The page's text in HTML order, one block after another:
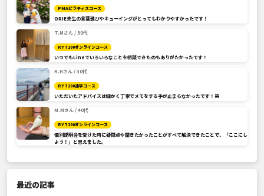
PMAピラティスコース
ORIE先生の言葉選びやキューイングがとってもわかりやすかったです！
T.Mさん / 50代
RYT200オンラインコース
いつでもLineでいろいろなことを相談できたのもありがたかったです！
R.Hさん / 30代
RYT200通学コース
いただいたアドバイスは細かく丁寧でメモをする手が止まらなかったです！笑
M.Mさん / 40代
RYT200オンラインコース
個別説明会を受けた時に疑問点や聞きたかったことがすべて解決できたことで、「ここにし
よう！」と思えました。
最近の記事